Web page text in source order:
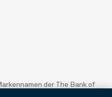
der The Bank of